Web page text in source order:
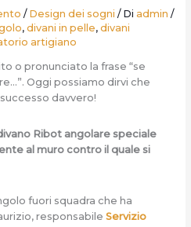
/ Design dei sogni / Di admin /
, divani in pelle, divani
artigiano
o pronunciato la frase “se
Oggi possiamo dirvi che
davvero!
Ribot angolare speciale
al muro contro il quale si
fuori squadra che ha
responsabile Servizio